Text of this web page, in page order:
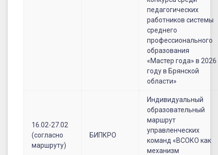
педагогических
работников системы
среднего
профессионального
образования
«Мастер года» в 2026
году в Брянской
области»
16.02-27.02
(согласно
маршруту)
БИПКРО
Индивидуальный
образовательный
маршрут
управленческих
команд «ВСОКО как
механизм